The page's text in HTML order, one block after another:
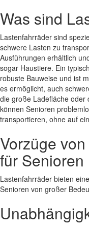
Was sind
Lastenfahrräder sind
schwere Lasten zu
Ausführungen erhältlich
sogar Haustiere. Ein
robuste Bauweise und ist
es ermöglicht, auch
die große Ladefläche oder
können Senioren
transportieren, ohne auf
Vorzüge
für Senioren
Lastenfahrräder bieten
Senioren von großer